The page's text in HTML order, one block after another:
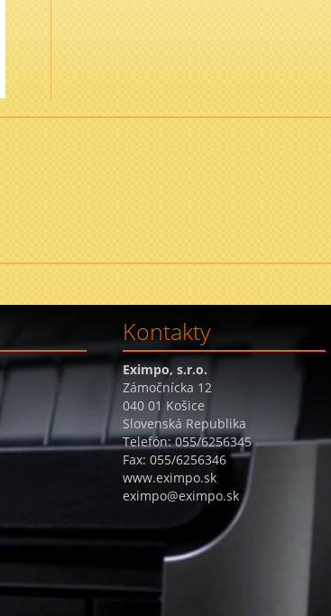
Kontakty
Eximpo, s.r.o.
Zámočnícka 12
040 01 Košice
Slovenská Republika
Telefón: 055/6256345
Fax: 055/6256346
www.eximpo.sk
eximpo@eximpo.sk